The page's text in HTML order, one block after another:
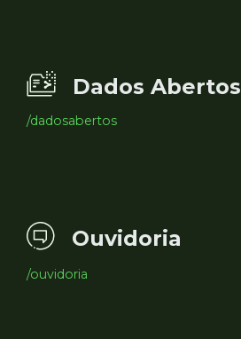
Dados Abertos
/dadosabertos
Ouvidoria
/ouvidoria